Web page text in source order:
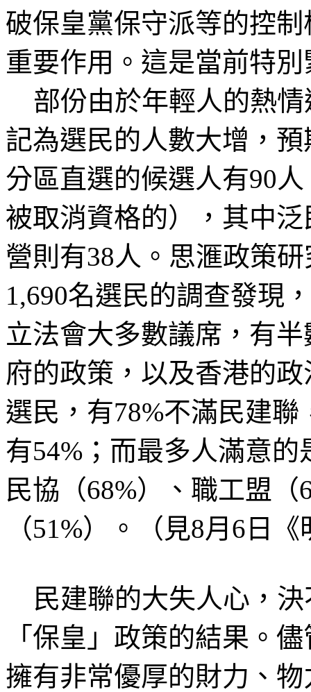
破保皇黨保守派等的控
重要作用。這是當前特
部份由於年輕人的熱
記為選民的人數大增，
分區直選的候選人有90
被取消資格的），其中
營則有38人。思滙政策
1,690名選民的調查發現，
立法會大多數議席，有
府的政策，以及香港的
選民，有78%不滿民建聯
有54% ；而最多人滿意的
民協（68%）、職工盟（
（51%）。（見8月 6 日
民建聯的大失人心，
「 保皇」 政策的結果。
擁有非常優厚的財力、